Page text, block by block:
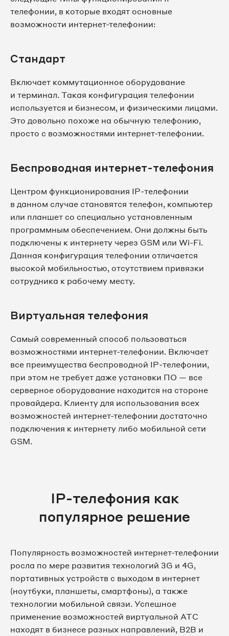
телефонии, в которые входят основные
возможности интернет-телефонии:
Стандарт
Включает коммутационное оборудование
и терминал. Такая конфигурация телефонии
используется и бизнесом, и физическими лицами.
Это довольно похоже на обычную телефонию,
просто с возможностями интернет-телефонии.
Беспроводная интернет-телефония
Центром функционирования IP-телефонии
в данном случае становятся телефон, компьютер
или планшет со специально установленным
программным обеспечением. Они должны быть
подключены к интернету через GSM или Wi-Fi.
Данная конфигурация телефонии отличается
высокой мобильностью, отсутствием привязки
сотрудника к рабочему месту.
Виртуальная телефония
Самый современный способ пользоваться
возможностями интернет-телефонии. Включает
все преимущества беспроводной IP-телефонии,
при этом не требует даже установки ПО — все
серверное оборудование находится на стороне
провайдера. Клиенту для использования всех
возможностей интернет-телефонии достаточно
подключения к интернету либо мобильной сети
GSM.
IP-телефония как
популярное решение
Популярность возможностей интернет-телефонии
росла по мере развития технологий 3G и 4G,
портативных устройств с выходом в интернет
(ноутбуки, планшеты, смартфоны), а также
технологии мобильной связи. Успешное
применение возможностей виртуальной АТС
находят в бизнесе разных направлений, B2B и